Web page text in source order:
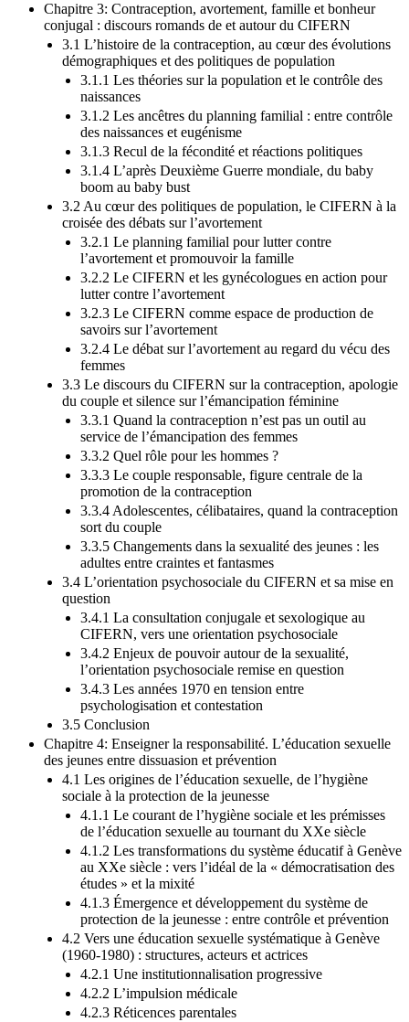
Chapitre 3: Contraception, avortement, famille et bonheur
conjugal : discours romands de et autour du CIFERN
3.1 L’histoire de la contraception, au cœur des évolutions
démographiques et des politiques de population
3.1.1 Les théories sur la population et le contrôle des
naissances
3.1.2 Les ancêtres du planning familial : entre contrôle
des naissances et eugénisme
3.1.3 Recul de la fécondité et réactions politiques
3.1.4 L’après Deuxième Guerre mondiale, du baby
boom au baby bust
3.2 Au cœur des politiques de population, le CIFERN à la
croisée des débats sur l’avortement
3.2.1 Le planning familial pour lutter contre
l’avortement et promouvoir la famille
3.2.2 Le CIFERN et les gynécologues en action pour
lutter contre l’avortement
3.2.3 Le CIFERN comme espace de production de
savoirs sur l’avortement
3.2.4 Le débat sur l’avortement au regard du vécu des
femmes
3.3 Le discours du CIFERN sur la contraception, apologie
du couple et silence sur l’émancipation féminine
3.3.1 Quand la contraception n’est pas un outil au
service de l’émancipation des femmes
3.3.2 Quel rôle pour les hommes ?
3.3.3 Le couple responsable, figure centrale de la
promotion de la contraception
3.3.4 Adolescentes, célibataires, quand la contraception
sort du couple
3.3.5 Changements dans la sexualité des jeunes : les
adultes entre craintes et fantasmes
3.4 L’orientation psychosociale du CIFERN et sa mise en
question
3.4.1 La consultation conjugale et sexologique au
CIFERN, vers une orientation psychosociale
3.4.2 Enjeux de pouvoir autour de la sexualité,
l’orientation psychosociale remise en question
3.4.3 Les années 1970 en tension entre
psychologisation et contestation
3.5 Conclusion
Chapitre 4: Enseigner la responsabilité. L’éducation sexuelle
des jeunes entre dissuasion et prévention
4.1 Les origines de l’éducation sexuelle, de l’hygiène
sociale à la protection de la jeunesse
4.1.1 Le courant de l’hygiène sociale et les prémisses
de l’éducation sexuelle au tournant du XXe siècle
4.1.2 Les transformations du système éducatif à Genève
au XXe siècle : vers l’idéal de la « démocratisation des
études » et la mixité
4.1.3 Émergence et développement du système de
protection de la jeunesse : entre contrôle et prévention
4.2 Vers une éducation sexuelle systématique à Genève
(1960-1980) : structures, acteurs et actrices
4.2.1 Une institutionnalisation progressive
4.2.2 L’impulsion médicale
4.2.3 Réticences parentales